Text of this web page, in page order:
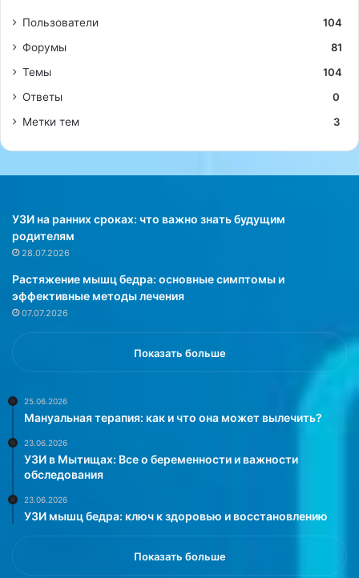
Пользователи
104
Форумы
81
Темы
104
Ответы
0
Метки тем
3
УЗИ на ранних сроках: что важно знать будущим
родителям
28.07.2026
Растяжение мышц бедра: основные симптомы и
эффективные методы лечения
07.07.2026
Показать больше
25.06.2026
Мануальная терапия: как и что она может вылечить?
23.06.2026
УЗИ в Мытищах: Все о беременности и важности
обследования
23.06.2026
УЗИ мышц бедра: ключ к здоровью и восстановлению
Показать больше